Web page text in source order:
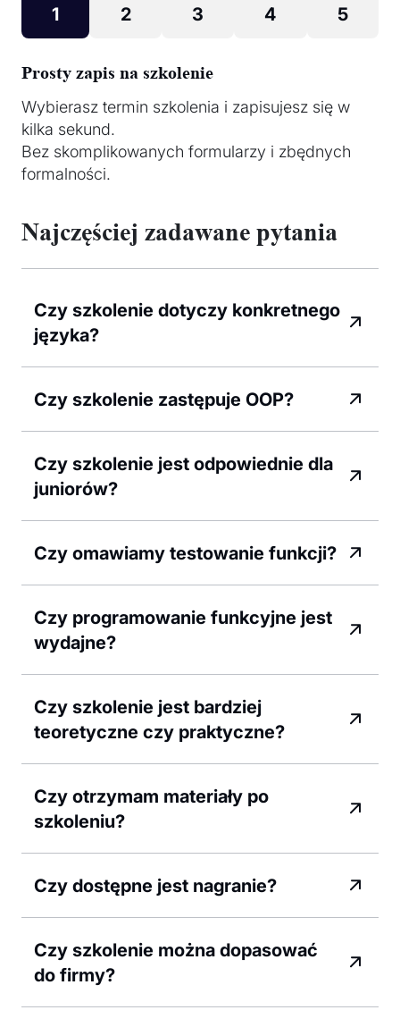
1 2 3 4 5
Prosty zapis na szkolenie
Wybierasz termin szkolenia i zapisujesz się w
kilka sekund.
Bez skomplikowanych formularzy i zbędnych
formalności.
Najczęściej zadawane pytania
Czy szkolenie dotyczy konkretnego
języka?
Czy szkolenie zastępuje OOP?
Czy szkolenie jest odpowiednie dla
juniorów?
Czy omawiamy testowanie funkcji?
Czy programowanie funkcyjne jest
wydajne?
Czy szkolenie jest bardziej
teoretyczne czy praktyczne?
Czy otrzymam materiały po
szkoleniu?
Czy dostępne jest nagranie?
Czy szkolenie można dopasować
do firmy?